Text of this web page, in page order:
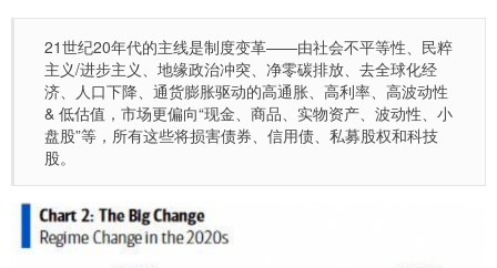
21世纪20年代的主线是制度变革——由社会不平等性、民粹
主义/进步主义、地缘政治冲突、净零碳排放、去全球化经
济、人口下降、通货膨胀驱动的高通胀、高利率、高波动性
& 低估值，市场更偏向“现金、商品、实物资产、波动性、小
盘股”等，所有这些将损害债券、信用债、私募股权和科技
股。